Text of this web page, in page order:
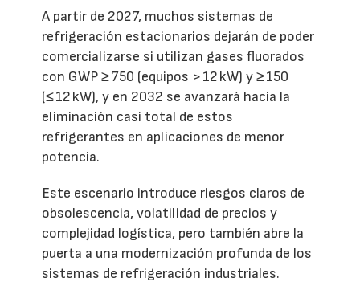
A partir de 2027, muchos sistemas de
refrigeración estacionarios dejarán de poder
comercializarse si utilizan gases fluorados
con GWP ≥ 750 (equipos > 12 kW) y ≥ 150
(≤ 12 kW), y en 2032 se avanzará hacia la
eliminación casi total de estos
refrigerantes en aplicaciones de menor
potencia.
Este escenario introduce riesgos claros de
obsolescencia, volatilidad de precios y
complejidad logística, pero también abre la
puerta a una modernización profunda de los
sistemas de refrigeración industriales.